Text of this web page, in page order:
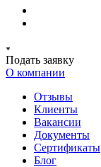
Подать заявку
О компании
Отзывы
Клиенты
Вакансии
Документы
Сертификаты
Блог